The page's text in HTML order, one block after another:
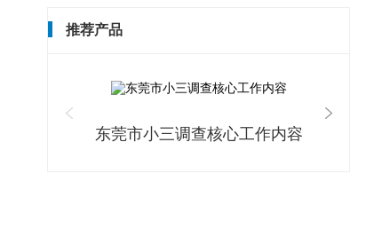
推荐产品
东莞市小三调查核心工作内容